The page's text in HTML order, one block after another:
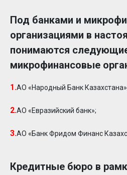
Под банками и
организациями в
понимаются
микрофинансовые
1.АО «Народный Банк
2.АО «Евразийский банк»;
3.АО «Банк Фридом Финанс
Кредитные бюро в